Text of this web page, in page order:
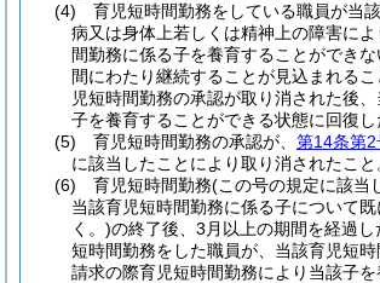
(4)
育児短時間勤務をしている職員が当
病又は身体上若しくは精神上の障害に
間勤務に係る子を養育することができ
間にわたり継続することが見込まれる
児短時間勤務の承認が取り消された後
子を養育することができる状態に回復し
(5)
育児短時間勤務の承認が、 第14条第2
に該当したことにより取り消されたこと
(6)
育児短時間勤務(この号の規定に該当
当該育児短時間勤務に係る子について
く。)の終了後、3月以上の期間を経過し
短時間勤務をした職員が、当該育児短
請求の際育児短時間勤務により当該子